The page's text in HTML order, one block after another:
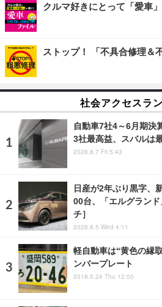
クルマ好きにとって「愛車
ストップ！ 「不具合修理＆
社会アクセスラ
自動車7社4～6月期決
3社最高益、スバルは
2026.8.7 Fri 5:43
日産が2年ぶり黒字、
00台、「エルグラン
チ］
2026.8.5 Wed 4:11
軽自動車は“黄色の縁
ンバープレート
2018.5.24 Thu 12:00